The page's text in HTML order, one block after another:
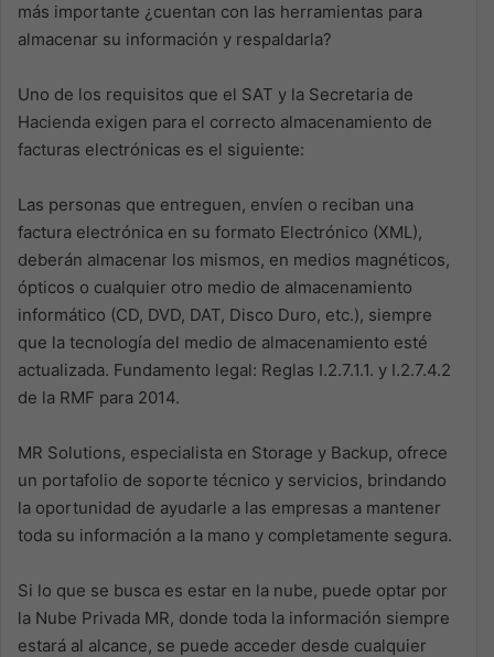
más importante ¿cuentan con las herramientas para
almacenar su información y respaldarla?
Uno de los requisitos que el SAT y la Secretaria de
Hacienda exigen para el correcto almacenamiento de
facturas electrónicas es el siguiente:
Las personas que entreguen, envíen o reciban una
factura electrónica en su formato Electrónico (XML),
deberán almacenar los mismos, en medios magnéticos,
ópticos o cualquier otro medio de almacenamiento
informático (CD, DVD, DAT, Disco Duro, etc.), siempre
que la tecnología del medio de almacenamiento esté
actualizada. Fundamento legal: Reglas I.2.7.1.1. y I.2.7.4.2
de la RMF para 2014.
MR Solutions, especialista en Storage y Backup, ofrece
un portafolio de soporte técnico y servicios, brindando
la oportunidad de ayudarle a las empresas a mantener
toda su información a la mano y completamente segura.
Si lo que se busca es estar en la nube, puede optar por
la Nube Privada MR, donde toda la información siempre
estará al alcance, se puede acceder desde cualquier